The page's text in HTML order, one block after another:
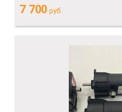
7 700 руб.